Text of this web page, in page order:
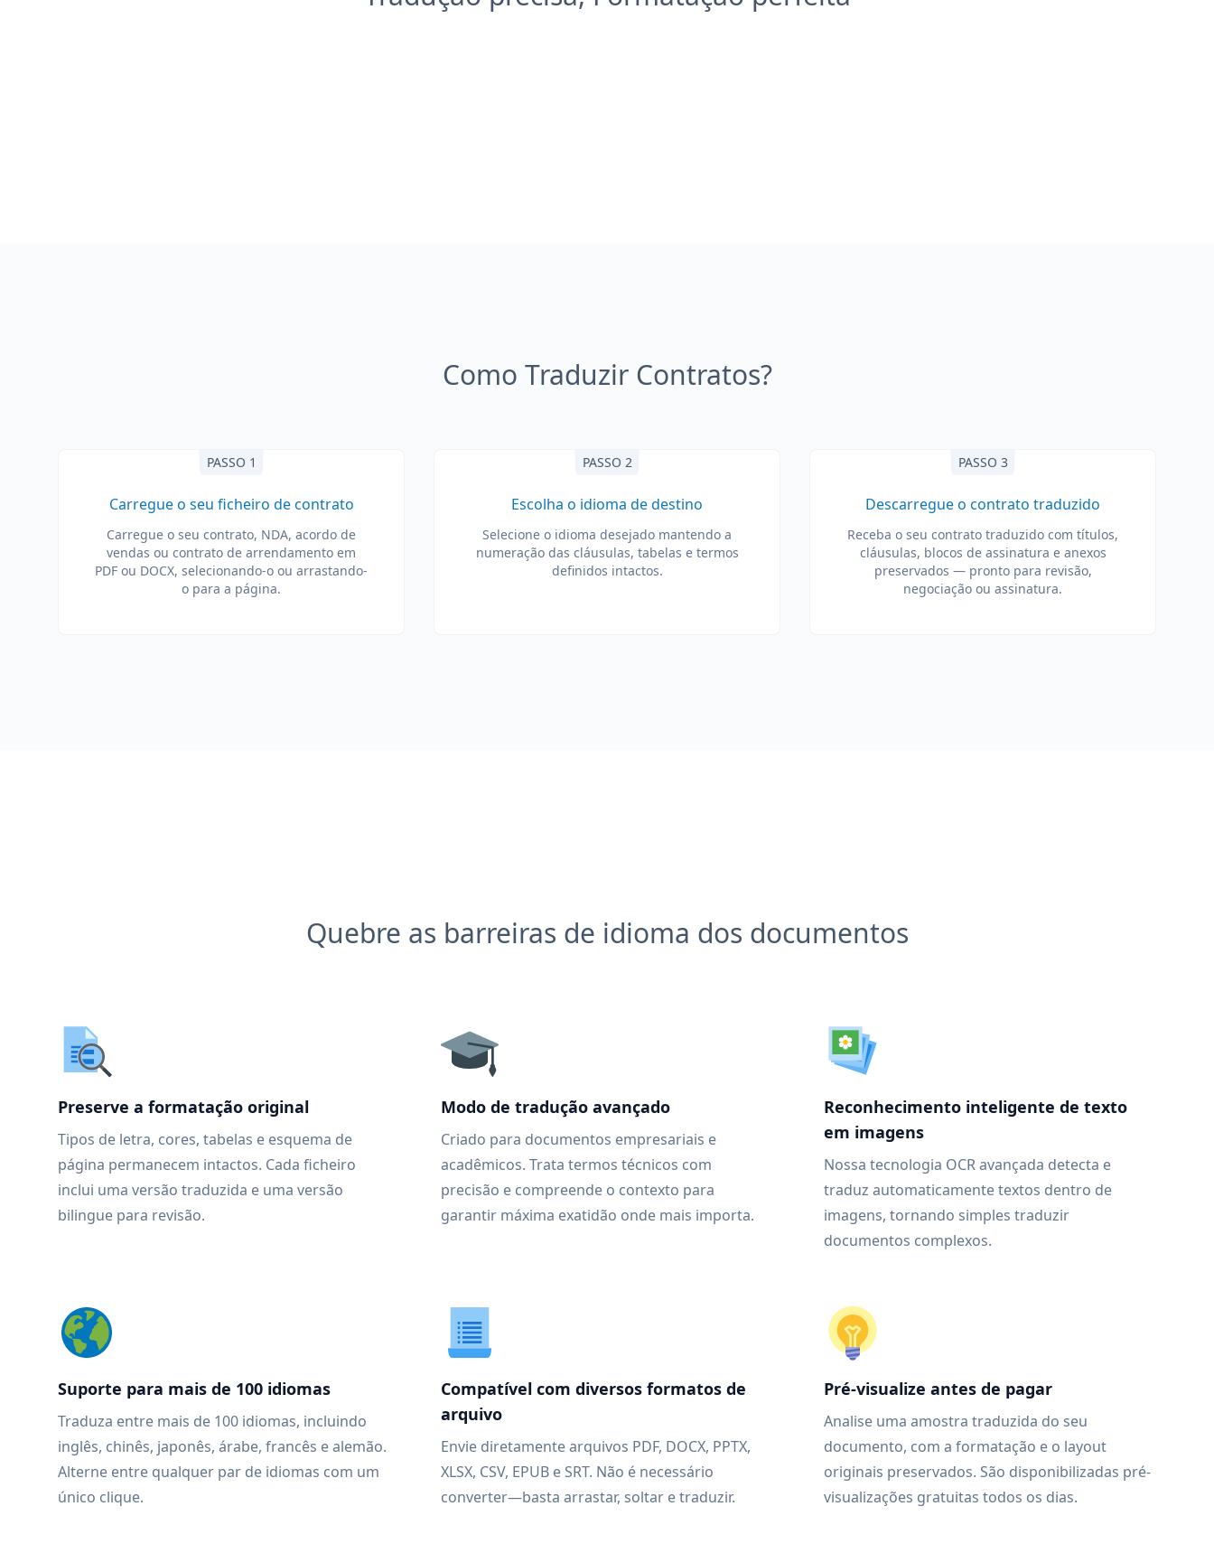
Como Traduzir Contratos?
PASSO 1
Carregue o seu ficheiro de contrato
Carregue o seu contrato, NDA, acordo de
vendas ou contrato de arrendamento em
PDF ou DOCX, selecionando-o ou arrastando-
o para a página.
PASSO 2
Escolha o idioma de destino
Selecione o idioma desejado mantendo a
numeração das cláusulas, tabelas e termos
definidos intactos.
PASSO 3
Descarregue o contrato traduzido
Receba o seu contrato traduzido com títulos,
cláusulas, blocos de assinatura e anexos
preservados — pronto para revisão,
negociação ou assinatura.
Quebre as barreiras de idioma dos documentos
Preserve a formatação original
Tipos de letra, cores, tabelas e esquema de
página permanecem intactos. Cada ficheiro
inclui uma versão traduzida e uma versão
bilingue para revisão.
Modo de tradução avançado
Criado para documentos empresariais e
acadêmicos. Trata termos técnicos com
precisão e compreende o contexto para
garantir máxima exatidão onde mais importa.
Reconhecimento inteligente de texto
em imagens
Nossa tecnologia OCR avançada detecta e
traduz automaticamente textos dentro de
imagens, tornando simples traduzir
documentos complexos.
Suporte para mais de 100 idiomas
Traduza entre mais de 100 idiomas, incluindo
inglês, chinês, japonês, árabe, francês e alemão.
Alterne entre qualquer par de idiomas com um
único clique.
Compatível com diversos formatos de
arquivo
Envie diretamente arquivos PDF, DOCX, PPTX,
XLSX, CSV, EPUB e SRT. Não é necessário
converter—basta arrastar, soltar e traduzir.
Pré-visualize antes de pagar
Analise uma amostra traduzida do seu
documento, com a formatação e o layout
originais preservados. São disponibilizadas pré-
visualizações gratuitas todos os dias.